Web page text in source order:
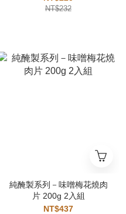
NT$232
純醃製系列－味噌梅花燒肉
片 200g 2入組
NT$437